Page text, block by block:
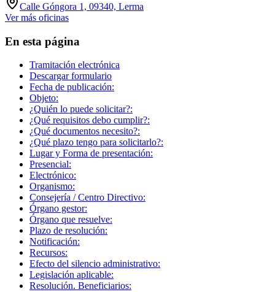
Calle Góngora 1, 09340, Lerma
Ver más oficinas
En esta página
Tramitación electrónica
Descargar formulario
Fecha de publicación:
Objeto:
¿Quién lo puede solicitar?:
¿Qué requisitos debo cumplir?:
¿Qué documentos necesito?:
¿Qué plazo tengo para solicitarlo?:
Lugar y Forma de presentación:
Presencial:
Electrónico:
Organismo:
Consejería / Centro Directivo:
Órgano gestor:
Órgano que resuelve:
Plazo de resolución:
Notificación:
Recursos:
Efecto del silencio administrativo:
Legislación aplicable:
Resolución. Beneficiarios: